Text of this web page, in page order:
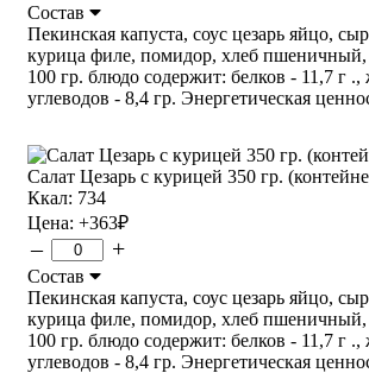
Состав
Пекинская капуста, соус цезарь яйцо,
курица филе, помидор, хлеб пшеничный,
100 гр. блюдо содержит: белков - 11,7 г .,
углеводов - 8,4 гр. Энергетическая
Салат Цезарь с курицей 350 гр.
Ккал: 734
Цена: +363₽
– +
Состав
Пекинская капуста, соус цезарь яйцо,
курица филе, помидор, хлеб пшеничный,
100 гр. блюдо содержит: белков - 11,7 г .,
углеводов - 8,4 гр. Энергетическая